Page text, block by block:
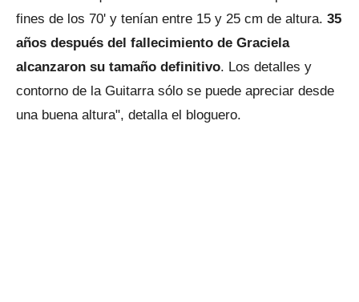
fines de los 70' y tenían entre 15 y 25 cm de altura. 35
años después del fallecimiento de Graciela
alcanzaron su tamaño definitivo. Los detalles y
contorno de la Guitarra sólo se puede apreciar desde
una buena altura", detalla el bloguero.